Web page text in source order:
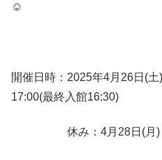
☺️
開催日時：2025年4月26日(
17:00(最終入館16:30)
休み：4月28日(月)